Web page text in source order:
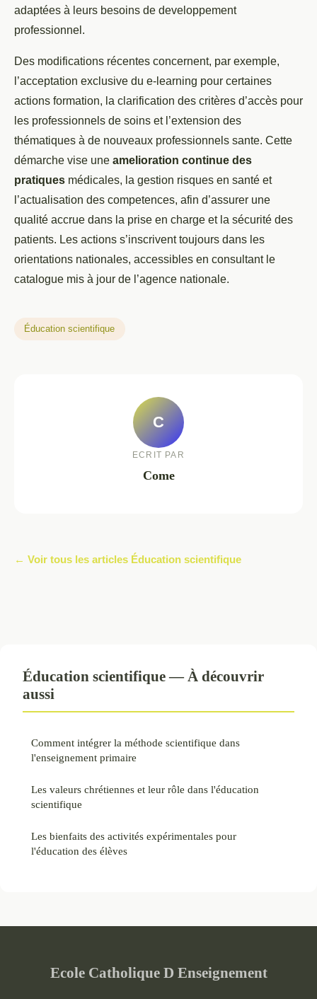
adaptées à leurs besoins de developpement
professionnel.
Des modifications récentes concernent, par exemple,
l’acceptation exclusive du e-learning pour certaines
actions formation, la clarification des critères d’accès pour
les professionnels de soins et l’extension des
thématiques à de nouveaux professionnels sante. Cette
démarche vise une amelioration continue des
pratiques médicales, la gestion risques en santé et
l’actualisation des competences, afin d’assurer une
qualité accrue dans la prise en charge et la sécurité des
patients. Les actions s’inscrivent toujours dans les
orientations nationales, accessibles en consultant le
catalogue mis à jour de l’agence nationale.
Éducation scientifique
C
ECRIT PAR
Come
← Voir tous les articles Éducation scientifique
Éducation scientifique — À découvrir
aussi
Comment intégrer la méthode scientifique dans
l'enseignement primaire
Les valeurs chrétiennes et leur rôle dans l'éducation
scientifique
Les bienfaits des activités expérimentales pour
l'éducation des élèves
Ecole Catholique D Enseignement